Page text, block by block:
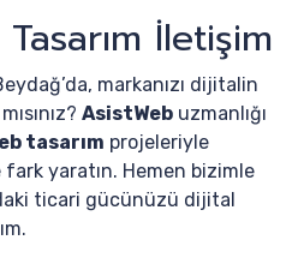
İletişim
markanızı dijitalin
AsistWeb uzmanlığı
tasarım projeleriyle
fark yaratın. Hemen bizimle
ticari gücünüzü dijital